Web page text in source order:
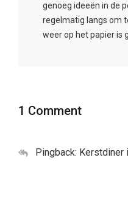
genoeg ideeën in de
regelmatig langs om
weer op het papier is
1 Comment
Pingback: